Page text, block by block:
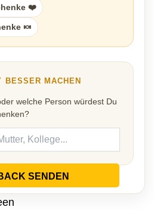
❤️
🍬
BESSER MACHEN
welche Person würdest Du
SENDEN